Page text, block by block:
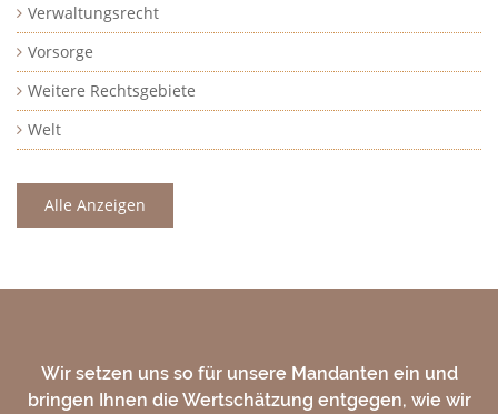
Verwaltungsrecht
Vorsorge
Weitere Rechtsgebiete
Welt
Alle Anzeigen
Wir setzen uns so für unsere Mandanten ein und
bringen Ihnen die Wertschätzung entgegen, wie wir